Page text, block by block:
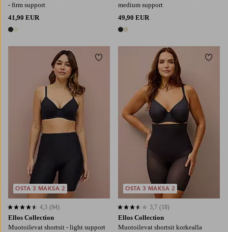
- firm support
41,90 EUR
2 värejä
medium support
49,90 EUR
2 värejä
Ellos Collection
Muotoilevat shortsit - light support
4,3 perustuen 94 arvosanaan
4,3 (94)
OSTA 3 MAKSA 2
Lisää suosikkeihin
46/48 50/5254/56
Ellos Collection
Muotoilevat shortsit korkealla
3,7 perustuen 18 arvosanaan
3,7 (18)
OSTA 3 MAKSA 2
2XL